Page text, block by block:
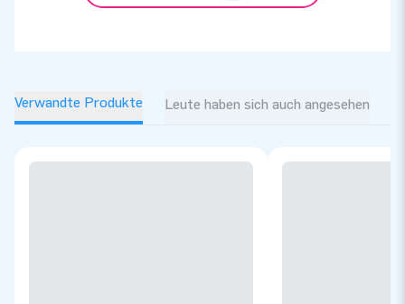
Verwandte Produkte Leute haben sich auch angesehen